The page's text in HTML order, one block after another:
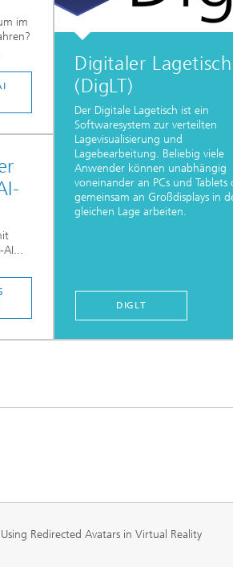
im
Digitaler Lagetisch
(DigLT)
Der Digitale Lagetisch ist ein
Softwaresystem zur verteilten
Lagevisualisierung und
Lagebearbeitung. Beliebig viele
Anwender können unabhängig
voneinander an PCs und Tablets
gemeinsam an Großdisplays in
gleichen Lage arbeiten.
DIGLT
AI...
Redirected Avatars in Virtual Reality